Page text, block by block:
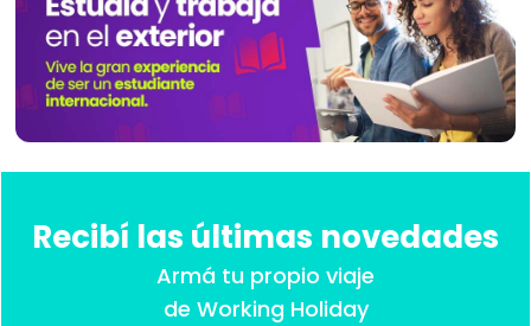
Recibí las últimas novedades
Armá tu propio viaje
de Working Holiday